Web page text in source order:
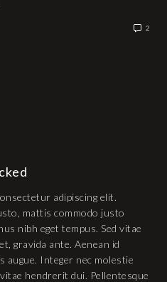
2
adipiscing elit.
mattis commodo justo
nibh eget tempus. Sed vitae
gravida ante. Aenean id
augue. Integer nec molestie
hendrerit dui. Pellentesque